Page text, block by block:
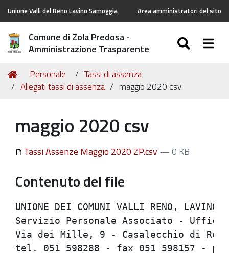
Unione Valli del Reno Lavino Samoggia Area amministratori del sito
Comune di Zola Predosa -
Amministrazione Trasparente
Tu
sei
Home
Personale
Tassi di assenza
Allegati tassi di assenza
maggio 2020 csv
maggio 2020 csv
Tassi Assenze Maggio 2020 ZP.csv — 0 KB
Contenuto del file
UNIONE DEI COMUNI VALLI RENO, LAVINO
Servizio Personale Associato -
Via dei Mille, 9 - Casalecchio di
tel. 051 598288 - fax 051 598157 -